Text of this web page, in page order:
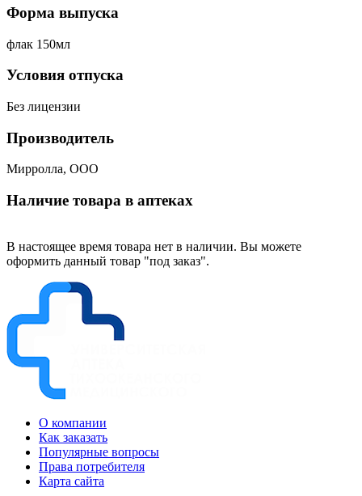
Форма выпуска
флак 150мл
Условия отпуска
Без лицензии
Производитель
Мирролла, ООО
Наличие товара в аптеках
В настоящее время товара нет в наличии. Вы можете
оформить данный товар "под заказ".
О компании
Как заказать
Популярные вопросы
Права потребителя
Карта сайта